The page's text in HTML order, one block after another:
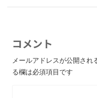
コメント
メールアドレスが公開され
る欄は必須項目です